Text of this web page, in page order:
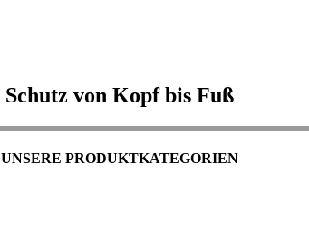
Schutz von Kopf bis Fuß
UNSERE PRODUKTKATEGORIEN